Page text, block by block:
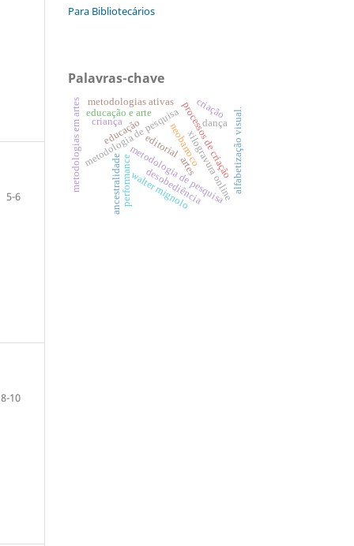
5-6
8-10
Para Bibliotecários
Palavras-chave
metodologia de pesquisa
metodologia de pesquisa
processos de criação
artes
dança
performance
ancestralidade
neobarroco
desobediência
editorial
metodologias em artes educação xilogravura online
metodologias ativas
educação e arte
criação
criança alfabetização visual.
walter mignolo